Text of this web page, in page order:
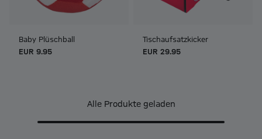
Baby Plüschball
EUR 9.95
Tischaufsatzkicker
EUR 29.95
Alle Produkte geladen